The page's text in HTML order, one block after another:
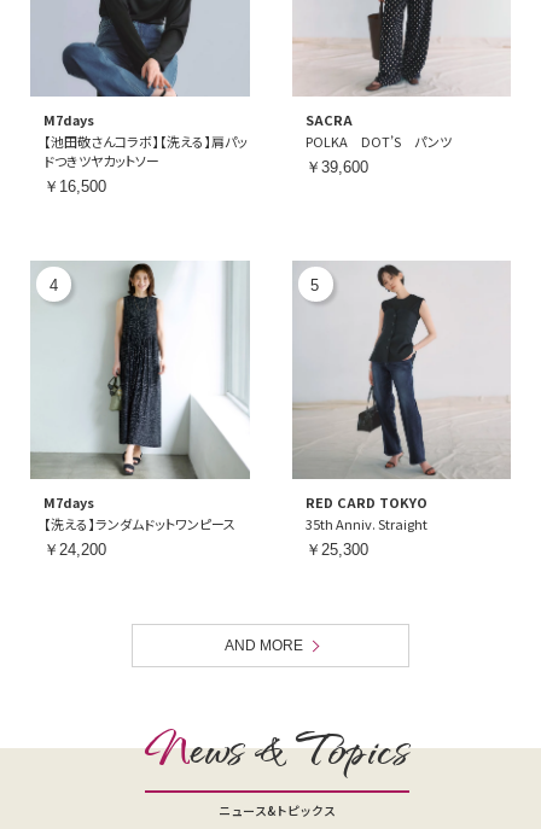
M7days
【池田敬さんコラボ】【洗える】肩パッ
ドつきツヤカットソー
￥16,500
SACRA
POLKA DOT’S パンツ
￥39,600
M7days
【洗える】ランダムドットワンピース
￥24,200
RED CARD TOKYO
35th Anniv. Straight
￥25,300
AND MORE
News & Topics
ニュース&トピックス